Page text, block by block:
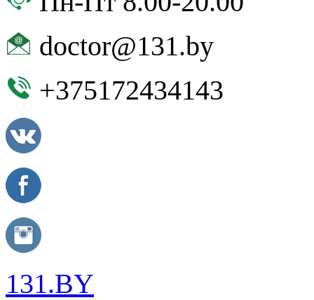
doctor@131.by
+375172434143
131.BY